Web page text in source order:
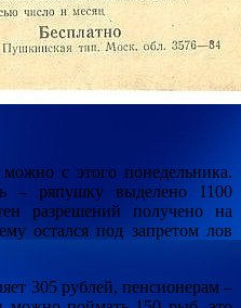
с этого понедельника.
– ряпушку выделено 1100
разрешений получено на
остался под запретом лов
305 рублей, пенсионерам –